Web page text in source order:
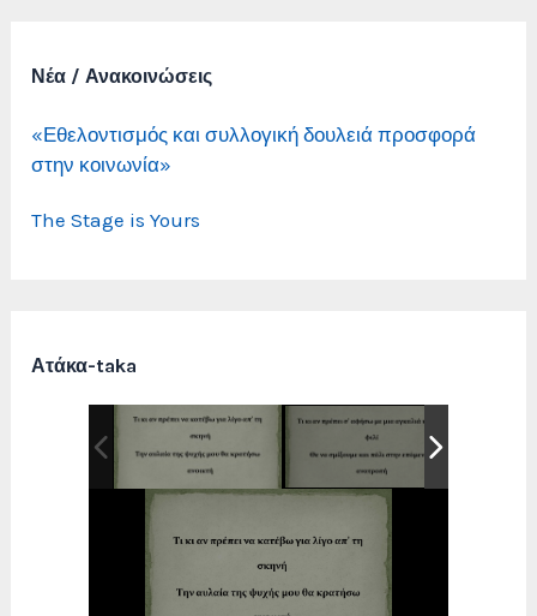
Νέα / Ανακοινώσεις
«Εθελοντισμός και συλλογική δουλειά προσφορά
στην κοινωνία»
The Stage is Yours
Ατάκα-taka